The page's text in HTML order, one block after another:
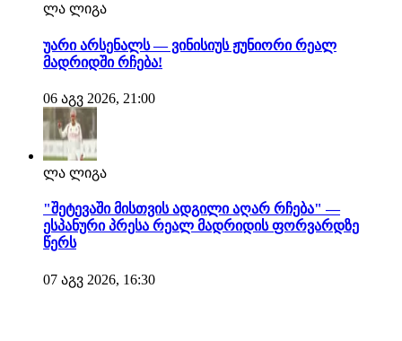
ლა ლიგა
უარი არსენალს — ვინისიუს ჟუნიორი რეალ
მადრიდში რჩება!
06 აგვ 2026, 21:00
ლა ლიგა
"შეტევაში მისთვის ადგილი აღარ რჩება" —
ესპანური პრესა რეალ მადრიდის ფორვარდზე
წერს
07 აგვ 2026, 16:30